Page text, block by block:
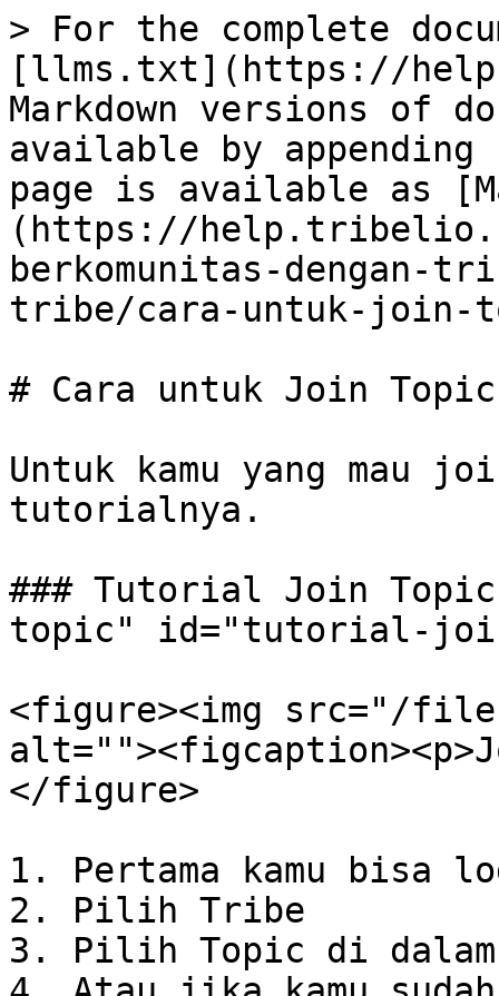
> For the complete
[llms.txt](https://
Markdown versions of
available by
page is available as
(https://
berkomunitas-dengan-
tribe/cara-untuk-join-
# Cara untuk Join Topic
Untuk kamu yang
tutorialnya.
### Tutorial Join
topic" id="tutorial-
<figure><img src="/files/
</figure>
1. Pertama kamu bisa
2. Pilih Tribe
3. Pilih Topic di